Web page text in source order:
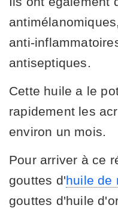
anti-
antiseptiques.
Cette huile a le
rapidement les
environ un mois.
Pour arriver à ce
gouttes d'huile de
gouttes d'huile